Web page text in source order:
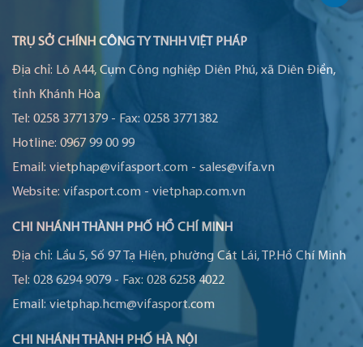
TRỤ SỞ CHÍNH CÔNG TY TNHH VIỆT PHÁP
Địa chỉ: Lô A44, Cụm Công nghiệp Diên Phú, xã Diên Điền,
tỉnh Khánh Hòa
Tel: 0258 3771379 - Fax: 0258 3771382
Hotline: 0967 99 00 99
Email: vietphap@vifasport.com - sales@vifa.vn
Website: vifasport.com - vietphap.com.vn
CHI NHÁNH THÀNH PHỐ HỒ CHÍ MINH
Địa chỉ: Lầu 5, Số 97 Tạ Hiện, phường Cát Lái, TP.Hồ Chí Minh
Tel: 028 6294 9079- Fax: 028 6258 4022
Email: vietphap.hcm@vifasport.com
CHI NHÁNH THÀNH PHỐ HÀ NỘI